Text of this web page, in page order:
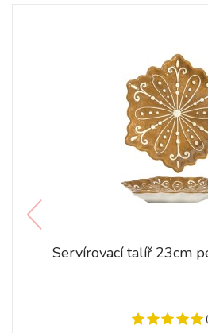
Servírovací talíř 23cm